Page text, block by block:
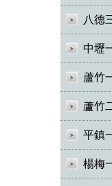
八德
中壢
蘆竹
蘆竹
平鎮
楊梅